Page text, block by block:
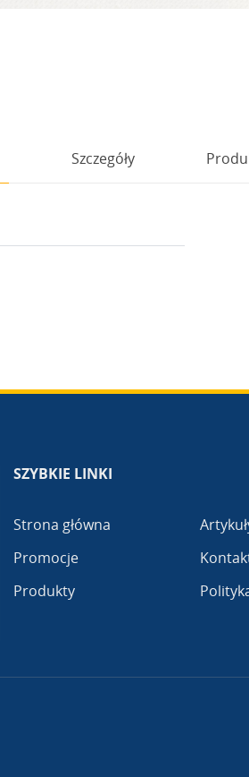
Szczegóły
SZYBKIE LINKI
Strona główna
Promocje
Produkty